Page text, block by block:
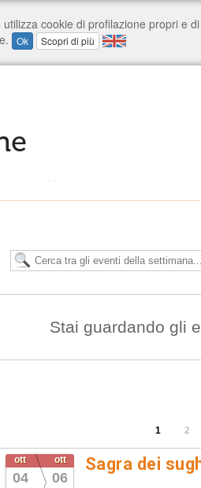
Stai guardando gli
1 2
ott
04
ott
06
Sagra dei